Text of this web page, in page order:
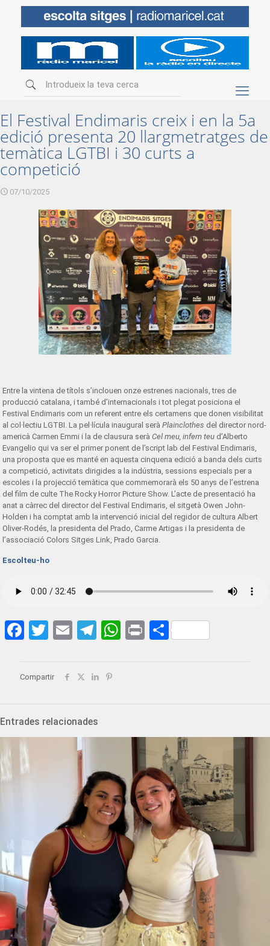
El Festival Endimaris creix i en la 5a
edició presenta 20 llargmetratges de
temàtica LGTBI i 30 curts a
competició
07/10/2025
Entre la vintena de títols s’inclouen onze estrenes nacionals, tres de
producció catalana, i també d’internacionals i tot plegat posiciona el
Festival Endimaris com un referent entre els certamens que donen visibilitat
al col·lectiu LGTBI. La pel·lícula inaugural seràPlainclothes del director nord-
americà Carmen Emmi i la de clausura seràCel meu, infern teu d’Alberto
Evangelio qui va ser el primer ponent de l’script lab del Festival Endimaris,
una proposta que es manté en aquesta cinquena edició a banda dels curts
a competició, activitats dirigides a la indústria, sessions especials per a
escoles i la projecció temàtica que commemorarà els 50 anys de l’estrena
del film de culte The Rocky Horror Picture Show. L’acte de presentació ha
anat a càrrec del director del Festival Endimaris, el sitgetà Owen John-
Holden i ha comptat amb la intervenció inicial del regidor de cultura Albert
Oliver-Rodés, la presidenta del Prado, Carme Artigas i la presidenta de
l’associació Colors Sitges Link, Prado Garcia.
Escolteu-ho
Facebook
Twitter
EmailTelegram
WhatsApp
PrintShare
Compartir
Entrades relacionades